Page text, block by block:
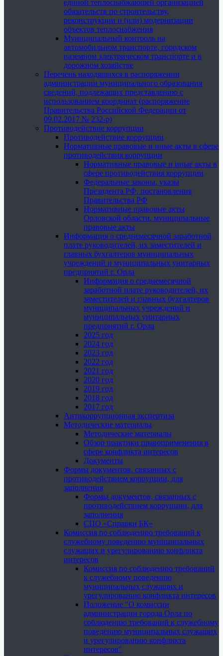
единой теплоснабжающей организацией
обязательств по строительству,
реконструкции и (или) модернизации
объектов теплоснабжения
Муниципальный контроль на
автомобильном транспорте, городском
наземном электрическом транспорте и в
дорожном хозяйстве
Перечень находящихся в распоряжении
администрации муниципального образования
сведений, подлежащих представлению с
использованием координат (распоряжение
Правительства Российской Федерации от
09.02.2017 № 232-р)
Противодействие коррупции
Противодействие коррупции
Нормативные правовые и иные акты в сфере
противодействия коррупции
Нормативные правовые и иные акты в
сфере противодействия коррупции
Федеральные законы, указы
Президента РФ, постановления
Правительства РФ
Нормативные правовые акты
Орловской области, муниципальные
правовые акты
Информация о среднемесячной заработной
плате руководителей, их заместителей и
главных бухгалтеров муниципальных
учреждений и муниципальных унитарных
предприятий г. Орла
Информация о среднемесячной
заработной плате руководителей, их
заместителей и главных бухгалтеров
муниципальных учреждений и
муниципальных унитарных
предприятий г. Орла
2025 год
2024 год
2023 год
2022 год
2021 год
2020 год
2019 год
2018 год
2017 год
Антикоррупционная экспертиза
Методические материалы
Методические материалы
Обзор практики правоприменения в
сфере конфликта интересов
Документы
Формы документов, связанных с
противодействием коррупции, для
заполнения
Формы документов, связанных с
противодействием коррупции, для
заполнения
СПО «Справки БК»
Комиссия по соблюдению требований к
служебному поведению муниципальных
служащих и урегулированию конфликта
интересов
Комиссия по соблюдению требований
к служебному поведению
муниципальных служащих и
урегулированию конфликта интересов
Положение "О комиссии
администрации города Орла по
соблюдению требований к служебному
поведению муниципальных служащих
и урегулированию конфликта
интересов"